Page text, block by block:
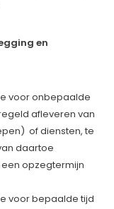
en
voor onbepaalde
afleveren van
of diensten, te
daartoe
opzegtermijn
voor bepaalde tijd